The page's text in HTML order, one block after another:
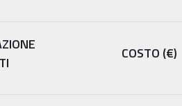
COSTO (€)